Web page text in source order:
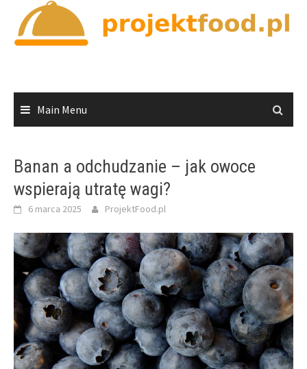
content
Main Menu
Banan a odchudzanie – jak owoce
wspierają utratę wagi?
6 marca 2025 ProjektFood.pl